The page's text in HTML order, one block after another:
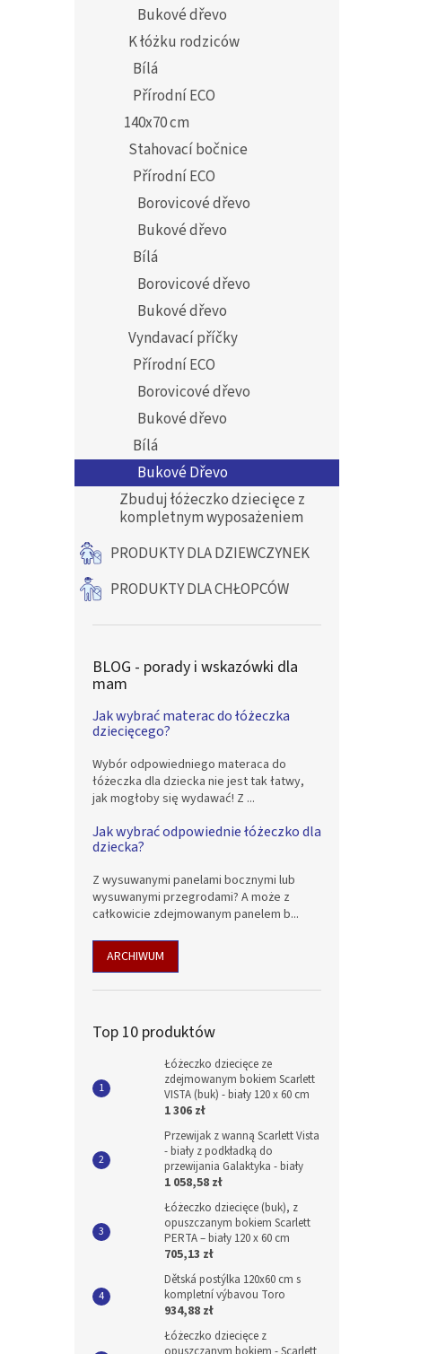
Bukové dřevo
K łóżku rodziców
Bílá
Přírodní ECO
140x70 cm
Stahovací bočnice
Přírodní ECO
Borovicové dřevo
Bukové dřevo
Bílá
Borovicové dřevo
Bukové dřevo
Vyndavací příčky
Přírodní ECO
Borovicové dřevo
Bukové dřevo
Bílá
Bukové Dřevo
Zbuduj łóżeczko dziecięce z
kompletnym wyposażeniem
PRODUKTY DLA DZIEWCZYNEK
PRODUKTY DLA CHŁOPCÓW
BLOG - porady i wskazówki dla
mam
Jak wybrać materac do łóżeczka
dziecięcego?
Wybór odpowiedniego materaca do
łóżeczka dla dziecka nie jest tak łatwy,
jak mogłoby się wydawać! Z ...
Jak wybrać odpowiednie łóżeczko dla
dziecka?
Z wysuwanymi panelami bocznymi lub
wysuwanymi przegrodami? A może z
całkowicie zdejmowanym panelem b...
ARCHIWUM
Top 10 produktów
Łóżeczko dziecięce ze
zdejmowanym bokiem Scarlett
VISTA (buk) - biały 120 x 60 cm
1 306 zł
Przewijak z wanną Scarlett Vista
- biały z podkładką do
przewijania Galaktyka - biały
1 058,58 zł
Łóżeczko dziecięce (buk), z
opuszczanym bokiem Scarlett
PERTA – biały 120 x 60 cm
705,13 zł
Dětská postýlka 120x60 cm s
kompletní výbavou Toro
934,88 zł
Łóżeczko dziecięce z